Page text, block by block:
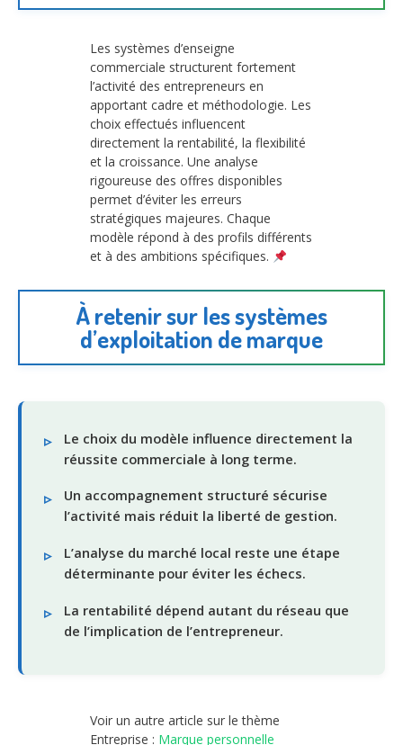
Les systèmes d’enseigne
commerciale structurent fortement
l’activité des entrepreneurs en
apportant cadre et méthodologie. Les
choix effectués influencent
directement la rentabilité, la flexibilité
et la croissance. Une analyse
rigoureuse des offres disponibles
permet d’éviter les erreurs
stratégiques majeures. Chaque
modèle répond à des profils différents
et à des ambitions spécifiques.
À retenir sur les systèmes
d’exploitation de marque
Le choix du modèle influence directement la
réussite commerciale à long terme.
Un accompagnement structuré sécurise
l’activité mais réduit la liberté de gestion.
L’analyse du marché local reste une étape
déterminante pour éviter les échecs.
La rentabilité dépend autant du réseau que
de l’implication de l’entrepreneur.
Voir un autre article sur le thème
Entreprise : Marque personnelle